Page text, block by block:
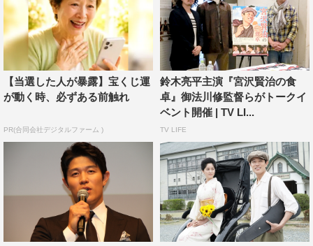
的好奇心と強い肯定感が生まれたのではないかと思いま
す。人と人が出会う、喜びと戸惑いと哀しみ。今、撮影を
通して、たくさんの感情を教えていただいています。初め
ての花巻の言葉は、何ともかわいらしく、難しい。
この作品の賢治さんは、生きていくのに大事なことってな
んだろう？という素朴な疑問へ、明るく軽やかに答えてく
■神野三鈴（宮沢イチ役）
足元にころがる石から宇宙まで想像の翼を広げ、すべての
命に光と尊さを見つけた宮沢賢治。
その賢治を大らかに優しく演じる鈴木亮平さん。私が演じ
【当選した人が暴露】宝くじ運
が動く時、必ずある前触れ
PR(合同会社デジタルファーム )
鈴木亮平主演『宮沢賢治の食
卓』御法川修監督らがトークイ
ベント開催 | TV LI...
TV LIFE